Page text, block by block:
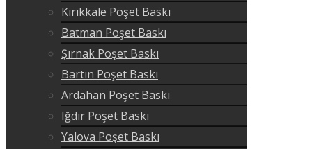
Kırıkkale Poşet Baskı
Batman Poşet Baskı
Şırnak Poşet Baskı
Bartın Poşet Baskı
Ardahan Poşet Baskı
Iğdır Poşet Baskı
Yalova Poşet Baskı